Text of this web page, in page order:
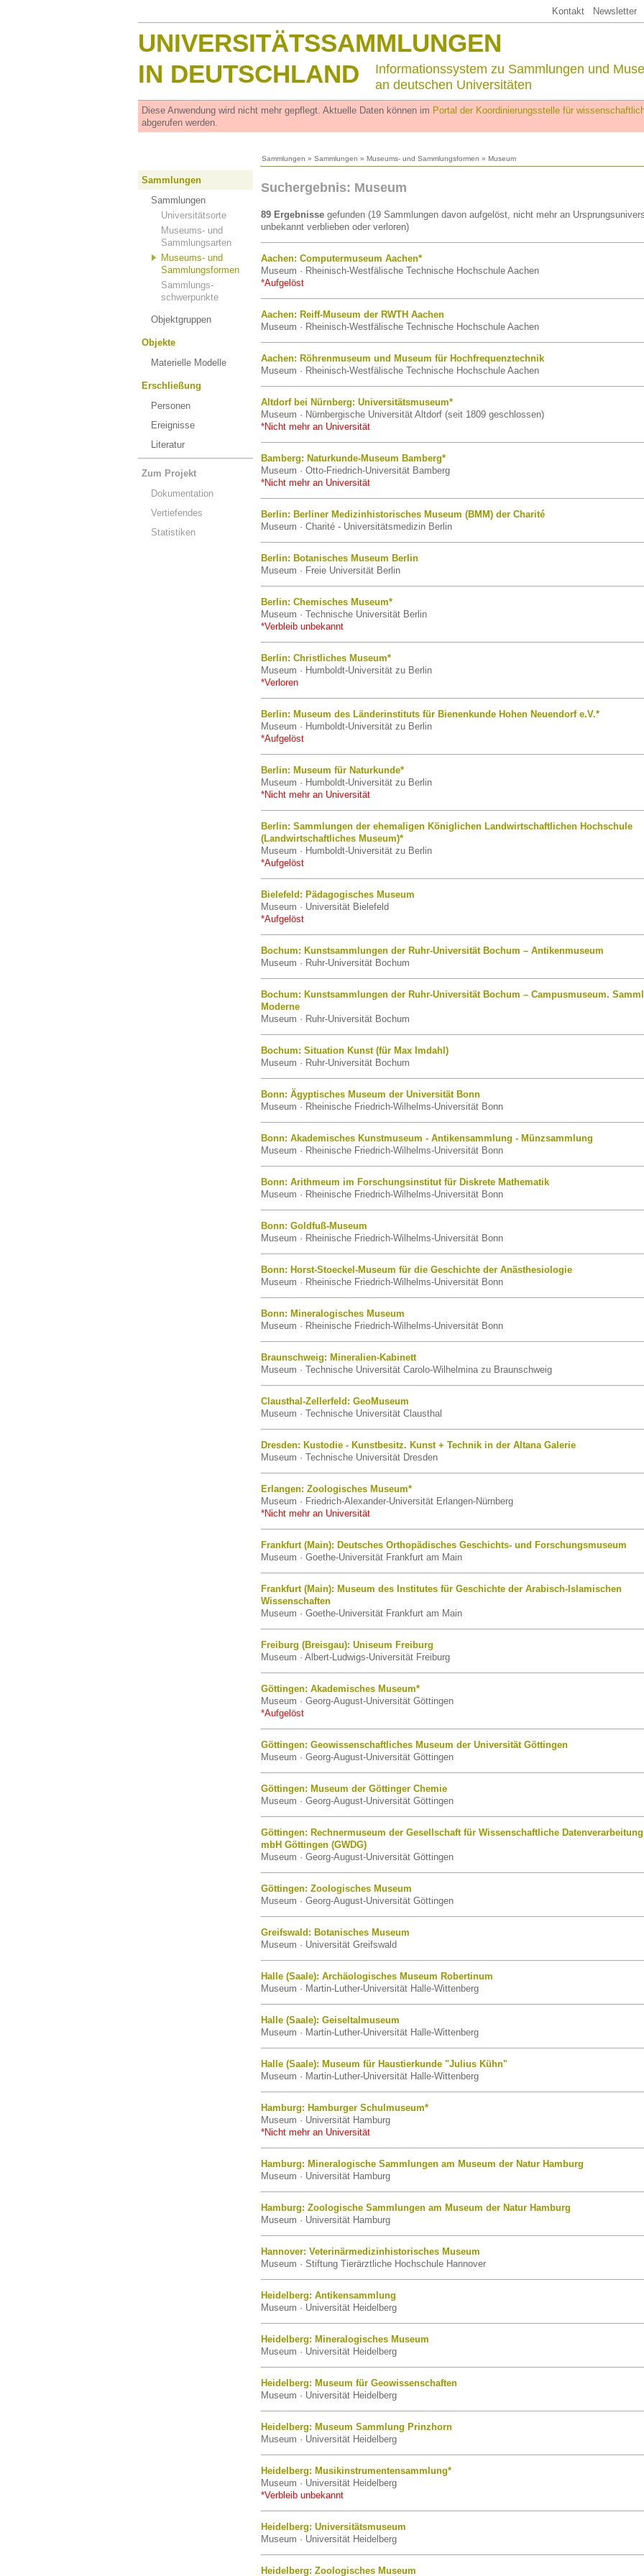
Kontakt Newsletter
UNIVERSITÄTSSAMMLUNGEN
IN DEUTSCHLAND
Informationssystem zu Sammlungen und
an deutschen Universitäten
Diese Anwendung wird nicht mehr gepflegt. Aktuelle Daten können im Portal der Koordinierungsstelle für
abgerufen werden.
Sammlungen » Sammlungen » Museums- und Sammlungsformen » Museum
Sammlungen
Sammlungen
Universitätsorte
Museums- und
Sammlungsarten
Museums- und
Sammlungsformen
Sammlungs-
schwerpunkte
Objektgruppen
Objekte
Materielle Modelle
Erschließung
Personen
Ereignisse
Literatur
Zum Projekt
Dokumentation
Vertiefendes
Statistiken
Suchergebnis: Museum
89 Ergebnisse gefunden (19 Sammlungen davon aufgelöst, nicht mehr an
unbekannt verblieben oder verloren)
Aachen: Computermuseum Aachen*
Museum · Rheinisch-Westfälische Technische Hochschule Aachen
*Aufgelöst
Aachen: Reiff-Museum der RWTH Aachen
Museum · Rheinisch-Westfälische Technische Hochschule Aachen
Aachen: Röhrenmuseum und Museum für Hochfrequenztechnik
Museum · Rheinisch-Westfälische Technische Hochschule Aachen
Altdorf bei Nürnberg: Universitätsmuseum*
Museum · Nürnbergische Universität Altdorf (seit 1809 geschlossen)
*Nicht mehr an Universität
Bamberg: Naturkunde-Museum Bamberg*
Museum · Otto-Friedrich-Universität Bamberg
*Nicht mehr an Universität
Berlin: Berliner Medizinhistorisches Museum (BMM) der Charité
Museum · Charité - Universitätsmedizin Berlin
Berlin: Botanisches Museum Berlin
Museum · Freie Universität Berlin
Berlin: Chemisches Museum*
Museum · Technische Universität Berlin
*Verbleib unbekannt
Berlin: Christliches Museum*
Museum · Humboldt-Universität zu Berlin
*Verloren
Berlin: Museum des Länderinstituts für Bienenkunde Hohen Neuendorf e.V.*
Museum · Humboldt-Universität zu Berlin
*Aufgelöst
Berlin: Museum für Naturkunde*
Museum · Humboldt-Universität zu Berlin
*Nicht mehr an Universität
Berlin: Sammlungen der ehemaligen Königlichen Landwirtschaftlichen Hochschule
(Landwirtschaftliches Museum)*
Museum · Humboldt-Universität zu Berlin
*Aufgelöst
Bielefeld: Pädagogisches Museum
Museum · Universität Bielefeld
*Aufgelöst
Bochum: Kunstsammlungen der Ruhr-Universität Bochum – Antikenmuseum
Museum · Ruhr-Universität Bochum
Bochum: Kunstsammlungen der Ruhr-Universität Bochum – Campusmuseum.
Moderne
Museum · Ruhr-Universität Bochum
Bochum: Situation Kunst (für Max Imdahl)
Museum · Ruhr-Universität Bochum
Bonn: Ägyptisches Museum der Universität Bonn
Museum · Rheinische Friedrich-Wilhelms-Universität Bonn
Bonn: Akademisches Kunstmuseum - Antikensammlung - Münzsammlung
Museum · Rheinische Friedrich-Wilhelms-Universität Bonn
Bonn: Arithmeum im Forschungsinstitut für Diskrete Mathematik
Museum · Rheinische Friedrich-Wilhelms-Universität Bonn
Bonn: Goldfuß-Museum
Museum · Rheinische Friedrich-Wilhelms-Universität Bonn
Bonn: Horst-Stoeckel-Museum für die Geschichte der Anästhesiologie
Museum · Rheinische Friedrich-Wilhelms-Universität Bonn
Bonn: Mineralogisches Museum
Museum · Rheinische Friedrich-Wilhelms-Universität Bonn
Braunschweig: Mineralien-Kabinett
Museum · Technische Universität Carolo-Wilhelmina zu Braunschweig
Clausthal-Zellerfeld: GeoMuseum
Museum · Technische Universität Clausthal
Dresden: Kustodie - Kunstbesitz. Kunst + Technik in der Altana Galerie
Museum · Technische Universität Dresden
Erlangen: Zoologisches Museum*
Museum · Friedrich-Alexander-Universität Erlangen-Nürnberg
*Nicht mehr an Universität
Frankfurt (Main): Deutsches Orthopädisches Geschichts- und Forschungsmuseum
Museum · Goethe-Universität Frankfurt am Main
Frankfurt (Main): Museum des Institutes für Geschichte der Arabisch-Islamischen
Wissenschaften
Museum · Goethe-Universität Frankfurt am Main
Freiburg (Breisgau): Uniseum Freiburg
Museum · Albert-Ludwigs-Universität Freiburg
Göttingen: Akademisches Museum*
Museum · Georg-August-Universität Göttingen
*Aufgelöst
Göttingen: Geowissenschaftliches Museum der Universität Göttingen
Museum · Georg-August-Universität Göttingen
Göttingen: Museum der Göttinger Chemie
Museum · Georg-August-Universität Göttingen
Göttingen: Rechnermuseum der Gesellschaft für Wissenschaftliche Datenverarbeitung
mbH Göttingen (GWDG)
Museum · Georg-August-Universität Göttingen
Göttingen: Zoologisches Museum
Museum · Georg-August-Universität Göttingen
Greifswald: Botanisches Museum
Museum · Universität Greifswald
Halle (Saale): Archäologisches Museum Robertinum
Museum · Martin-Luther-Universität Halle-Wittenberg
Halle (Saale): Geiseltalmuseum
Museum · Martin-Luther-Universität Halle-Wittenberg
Halle (Saale): Museum für Haustierkunde "Julius Kühn"
Museum · Martin-Luther-Universität Halle-Wittenberg
Hamburg: Hamburger Schulmuseum*
Museum · Universität Hamburg
*Nicht mehr an Universität
Hamburg: Mineralogische Sammlungen am Museum der Natur Hamburg
Museum · Universität Hamburg
Hamburg: Zoologische Sammlungen am Museum der Natur Hamburg
Museum · Universität Hamburg
Hannover: Veterinärmedizinhistorisches Museum
Museum · Stiftung Tierärztliche Hochschule Hannover
Heidelberg: Antikensammlung
Museum · Universität Heidelberg
Heidelberg: Mineralogisches Museum
Museum · Universität Heidelberg
Heidelberg: Museum für Geowissenschaften
Museum · Universität Heidelberg
Heidelberg: Museum Sammlung Prinzhorn
Museum · Universität Heidelberg
Heidelberg: Musikinstrumentensammlung*
Museum · Universität Heidelberg
*Verbleib unbekannt
Heidelberg: Universitätsmuseum
Museum · Universität Heidelberg
Heidelberg: Zoologisches Museum